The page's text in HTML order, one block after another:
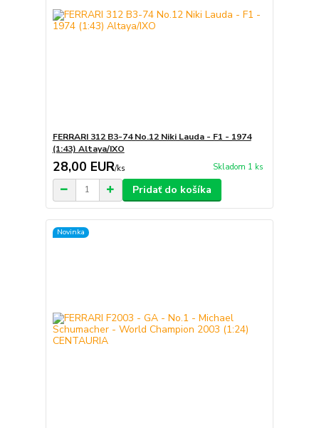
FERRARI 312 B3-74 No.12 Niki Lauda - F1 - 1974
(1:43) Altaya/IXO
28,00 EUR/ks Skladom 1 ks
Pridať do košíka
Novinka